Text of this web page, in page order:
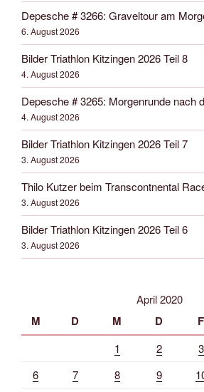
Depesche # 3266: Graveltour am
6. August 2026
Bilder Triathlon Kitzingen 2026 Teil 8
4. August 2026
Depesche # 3265: Morgenrunde nach
4. August 2026
Bilder Triathlon Kitzingen 2026 Teil 7
3. August 2026
Thilo Kutzer beim Transcontnental
3. August 2026
Bilder Triathlon Kitzingen 2026 Teil 6
3. August 2026
April 2020
M D M D F
1 2 3
6
7 8 9